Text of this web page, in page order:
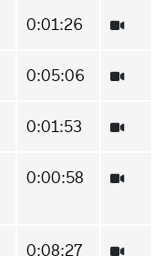
0:01:26
0:05:06
0:01:53
0:00:58
0:08:27